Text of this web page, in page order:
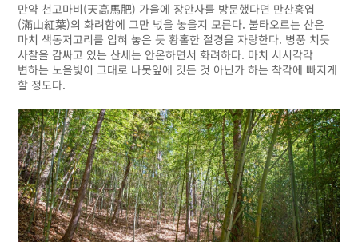
만약 천고마비(天高馬肥) 가을에 장안사를 방문했다면 만산홍엽
(滿山紅葉)의 화려함에 그만 넋을 놓을지 모른다. 불타오르는 산은
마치 색동저고리를 입혀 놓은 듯 황홀한 절경을 자랑한다. 병풍 치듯
사찰을 감싸고 있는 산세는 안온하면서 화려하다. 마치 시시각각
변하는 노을빛이 그대로 나뭇잎에 깃든 것 아닌가 하는 착각에 빠지게
할 정도다.